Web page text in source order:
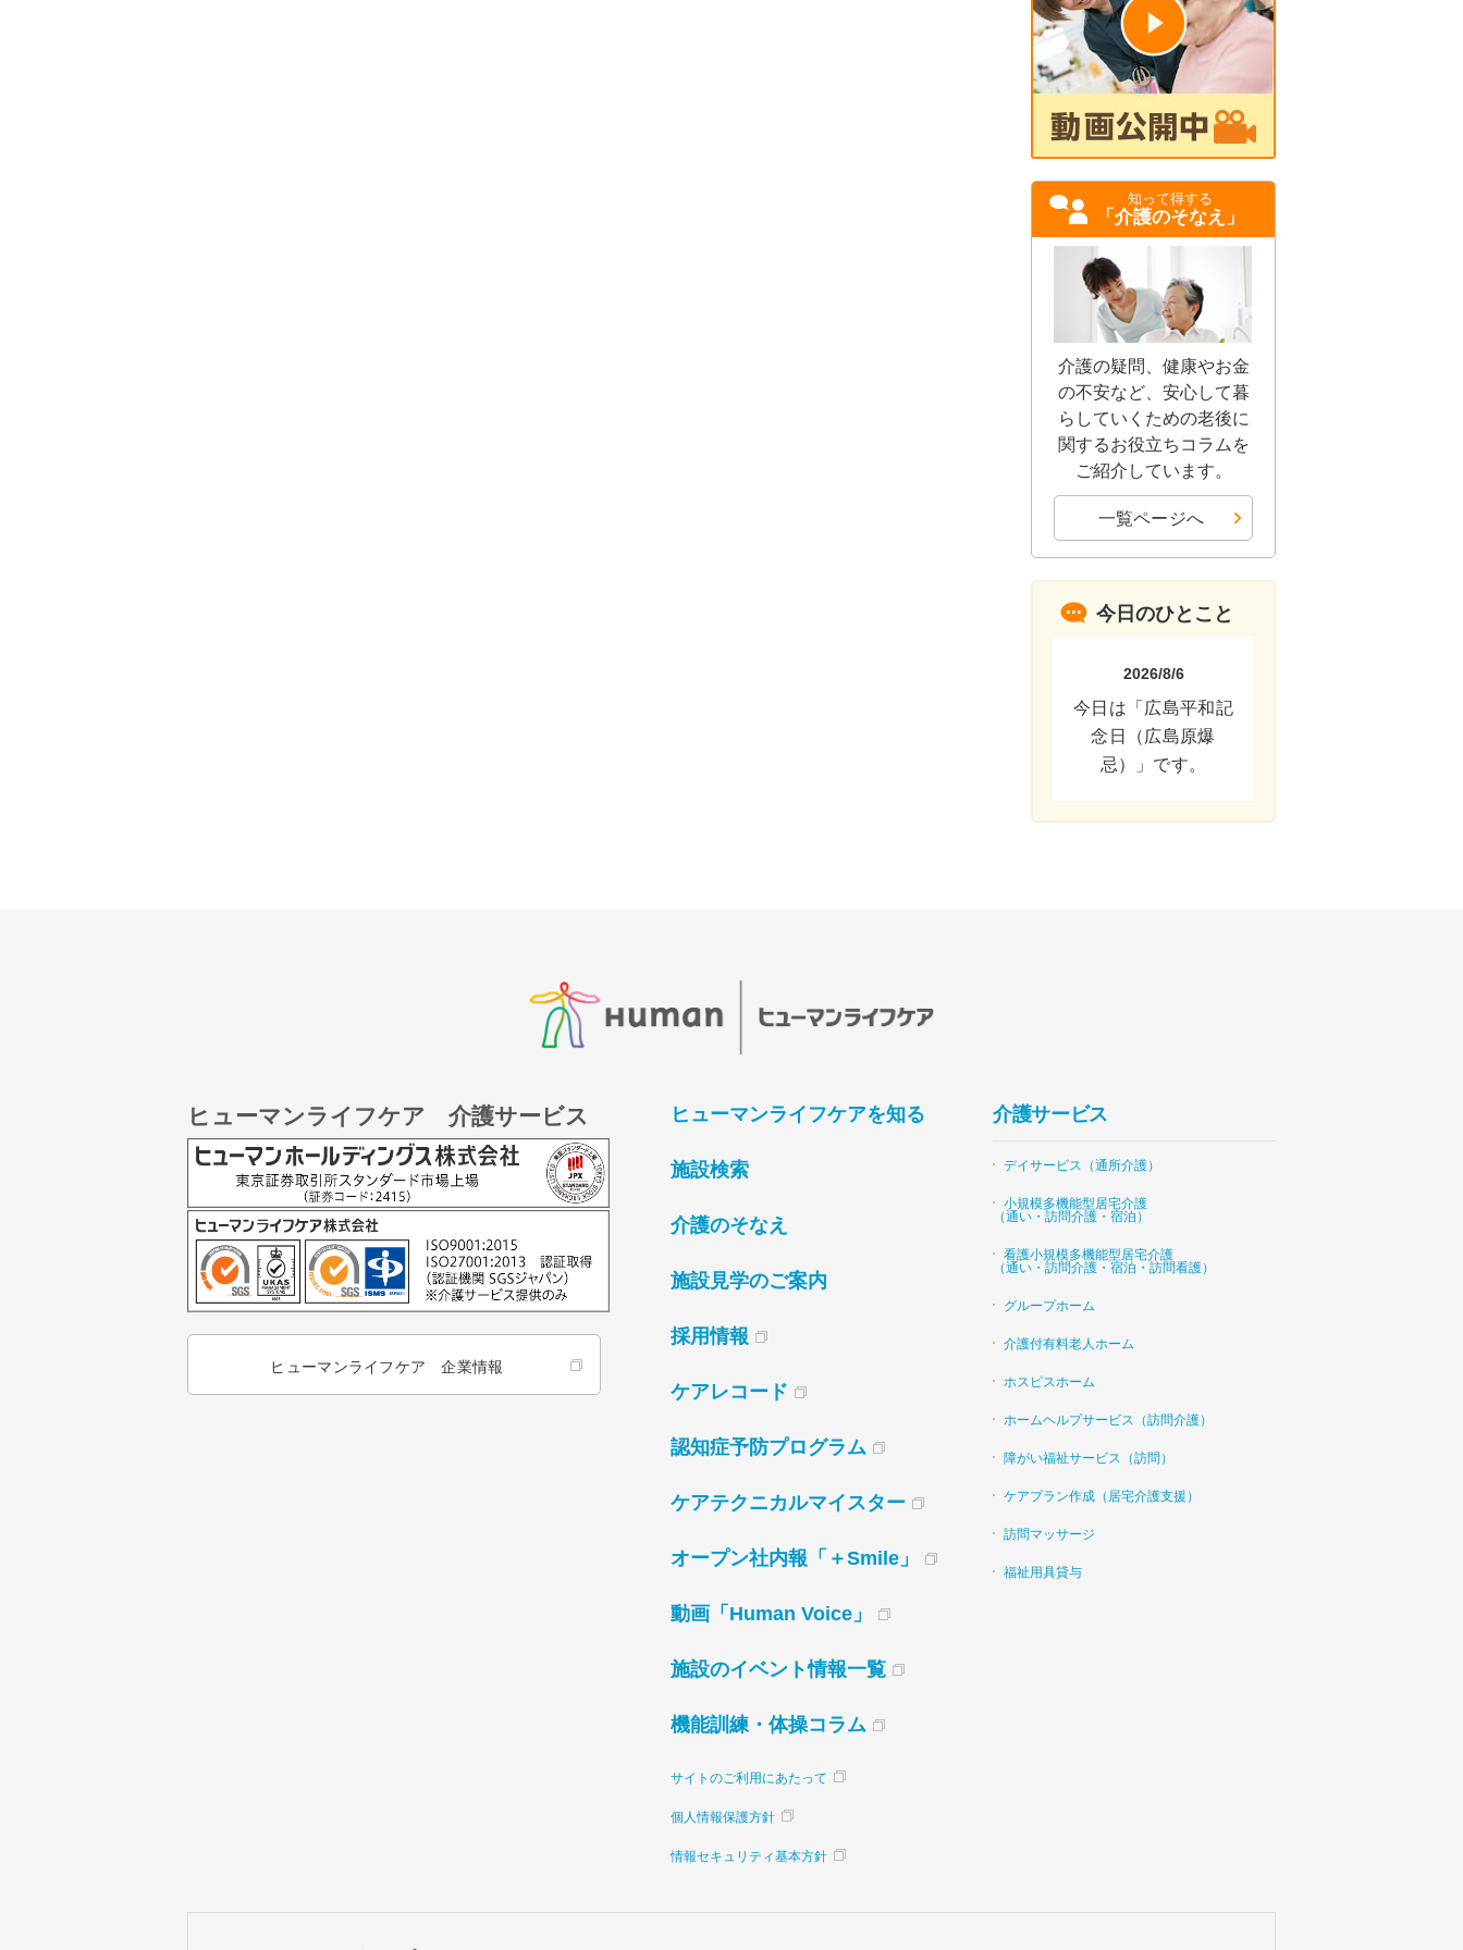
知って得する
「介護のそなえ」
介護の疑問、健康やお金
の不安など、安心して暮
らしていくための老後に
関するお役立ちコラムを
ご紹介しています。
一覧ページへ
今日のひとこと
2026/8/6
今日は「広島平和記
念日（広島原爆
忌）」です。
ヒューマンライフケア 介護サービス
ヒューマンライフケア 企業情報
ヒューマンライフケアを知る
施設検索
介護のそなえ
施設見学のご案内
採用情報
ケアレコード
認知症予防プログラム
ケアテクニカルマイスター
オープン社内報「＋Smile」
動画「Human Voice」
施設のイベント情報一覧
機能訓練・体操コラム
サイトのご利用にあたって
個人情報保護方針
情報セキュリティ基本方針
介護サービス
デイサービス（通所介護）
小規模多機能型居宅介護
（通い・訪問介護・宿泊）
看護小規模多機能型居宅介護
（通い・訪問介護・宿泊・訪問看護）
グループホーム
介護付有料老人ホーム
ホスピスホーム
ホームヘルプサービス（訪問介護）
障がい福祉サービス（訪問）
ケアプラン作成（居宅介護支援）
訪問マッサージ
福祉用具貸与